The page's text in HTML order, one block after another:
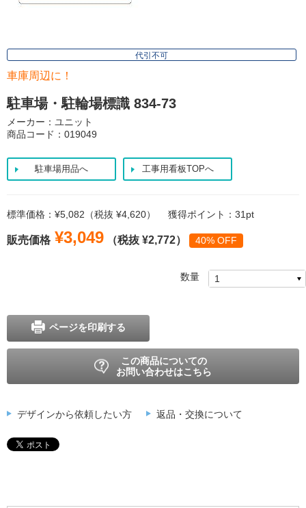
代引不可
車庫周辺に！
駐車場・駐輪場標識 834-73
メーカー：ユニット
商品コード：019049
駐車場用品へ 工事用看板TOPへ
標準価格：¥5,082（税抜 ¥4,620） 獲得ポイント：31pt
販売価格 ¥3,049 （税抜 ¥2,772） 40% OFF
数量
ページを印刷する
この商品についての
お問い合わせはこちら
デザインから依頼したい方 返品・交換について